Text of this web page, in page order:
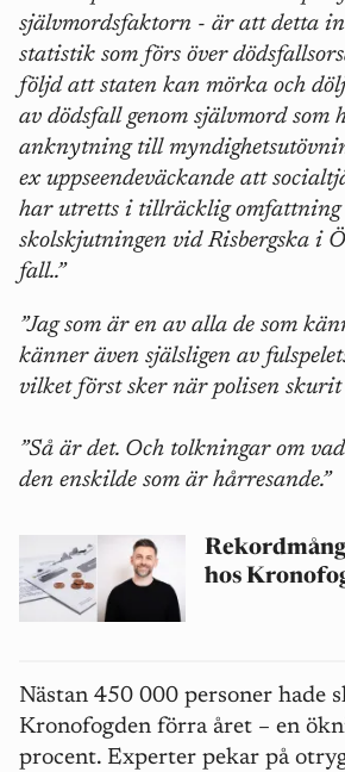
självmordsfaktorn - är att detta
statistik som förs över
följd att staten kan mörka och
av dödsfall genom självmord som
anknytning till
ex uppseendeväckande att
har utretts i tillräcklig omfattning
skolskjutningen vid Risbergska i
fall..”
”Jag som är en av alla de som
känner även själsligen av
vilket först sker när polisen skurit
”Så är det. Och tolkningar om
den enskilde som är hårresande.”
hos
Nästan 450 000 personer hade
Kronofogden förra året – en
procent. Experter pekar på